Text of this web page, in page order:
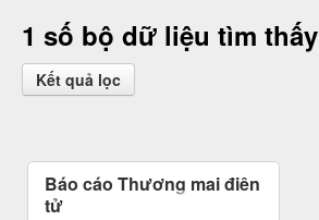
1 số bộ dữ liệu tìm thấy
Kết quả lọc
Báo cáo Thương mại điện
tử